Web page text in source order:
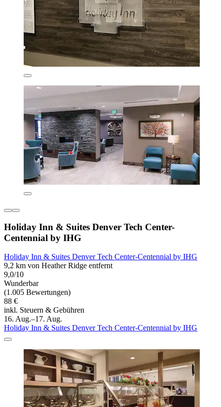
Holiday Inn & Suites Denver Tech Center-
Centennial by IHG
Holiday Inn & Suites Denver Tech Center-Centennial by IHG
9,2 km von Heather Ridge entfernt
9,0/10
Wunderbar
(1.005 Bewertungen)
88 €
inkl. Steuern & Gebühren
16. Aug.–17. Aug.
Holiday Inn & Suites Denver Tech Center-Centennial by IHG